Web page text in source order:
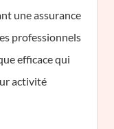
une assurance
professionnels
efficace qui
activité